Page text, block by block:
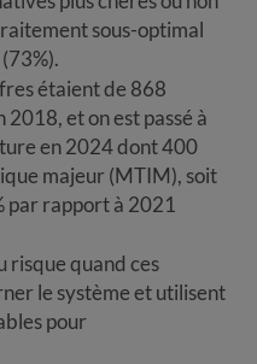
sous-optimal
étaient de 868
et on est passé à
en 2024 dont 400
majeur (MTIM), soit
par rapport à 2021
risque quand ces
le système et utilisent
pour